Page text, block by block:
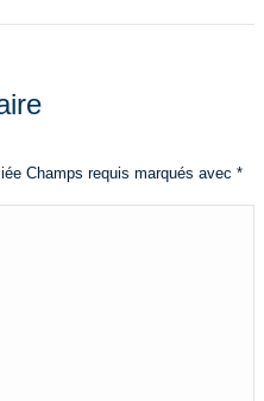
Champs requis marqués avec *